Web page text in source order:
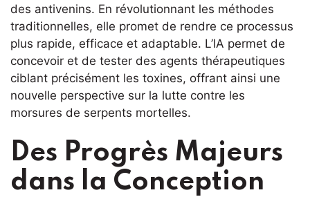
des antivenins. En révolutionnant les méthodes
traditionnelles, elle promet de rendre ce processus
plus rapide, efficace et adaptable. L’IA permet de
concevoir et de tester des agents thérapeutiques
ciblant précisément les toxines, offrant ainsi une
nouvelle perspective sur la lutte contre les
morsures de serpents mortelles.
Des Progrès Majeurs
dans la Conception